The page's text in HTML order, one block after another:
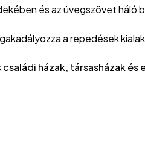
és az üvegszövet háló
a repedések
családi házak, társasházak és